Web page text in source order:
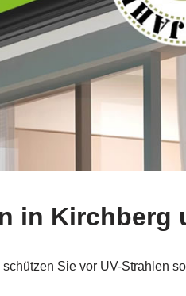
in Kirchberg
Sie vor UV-Strahlen